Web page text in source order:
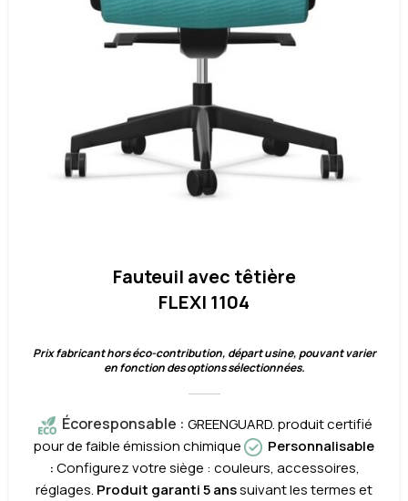
Fauteuil avec têtière
FLEXI 1104
Prix fabricant hors éco-contribution, départ usine, pouvant varier
en fonction des options sélectionnées.
Écoresponsable : GREENGUARD. produit certifié
pour de faible émission chimique
Personnalisable
:Configurez votre siège : couleurs, accessoires,
réglages. Produit garanti 5 anssuivant les termes et